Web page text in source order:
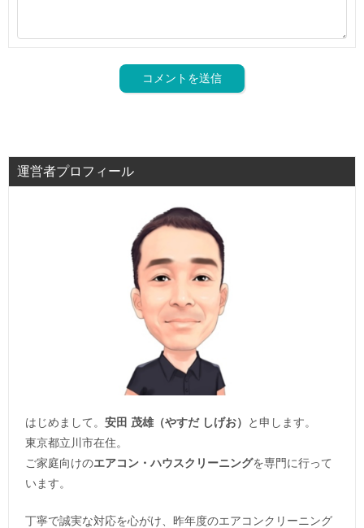
運営者プロフィール
はじめまして。 安田 茂雄（やすだ しげお）
と申します。
東京都立川市在住。
ご家庭向けのエアコン・ハウスクリーニングを専門に行って
います。
丁寧で誠実な対応を心がけ、昨年度のエアコンクリーニング